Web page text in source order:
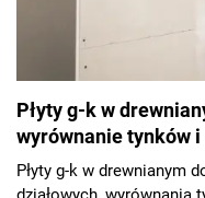
Płyty g-k w
wyrównanie tynków
Płyty g-k w drewnianym